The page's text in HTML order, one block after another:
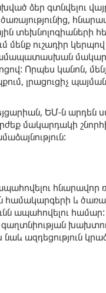
ձեր գտնվելու
տեխնոլոգիաների
մենք ուշադիր
համապատասխան
Որպես կանոն,
լրացուցիչ
ԵՄ-ն արդեն
մակարդակի
հնարավոր
և
ապահովելու համար:
գաղտնիության
ազդեցություն